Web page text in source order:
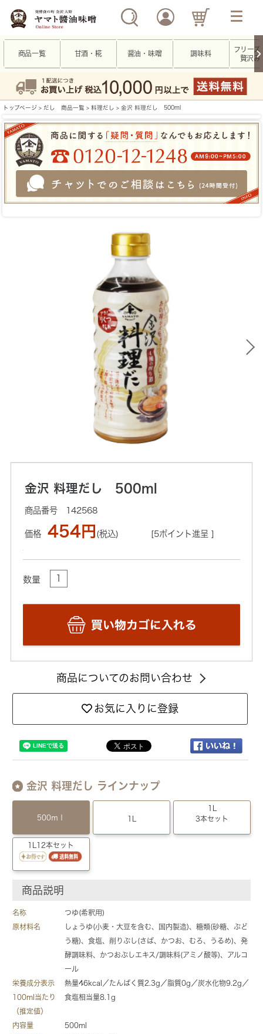
商品一覧 甘酒・糀 醤油・味噌 調味料
フリーズ
贅沢み
トップページ > だし 商品一覧 > 料理だし > 金沢 料理だし 500ml
金沢 料理だし 500ml
142568
価格 454円 (税込) [5ポイント進呈 ]
数量
商品についてのお問い合わせ
お気に入りに登録
金沢 料理だし ラインナップ
500ｍｌ 1L
1L
3本セット
1L12本セット
商品説明
名称
つゆ(希釈用)
原材料名
しょうゆ(小麦・大豆を含む、国内製造)、糖類(砂糖、ぶど
う糖)、食塩、削りぶし(さば、かつお、むろ、うるめ)、発
酵調味料、かつおぶしエキス/調味料(アミノ酸等)、アルコ
ール
栄養成分表示
100ml当たり
（推定値）
熱量46kcal／たんぱく質2.3g／脂質0g／炭水化物9.2g／
食塩相当量8.1g
内容量
500ml